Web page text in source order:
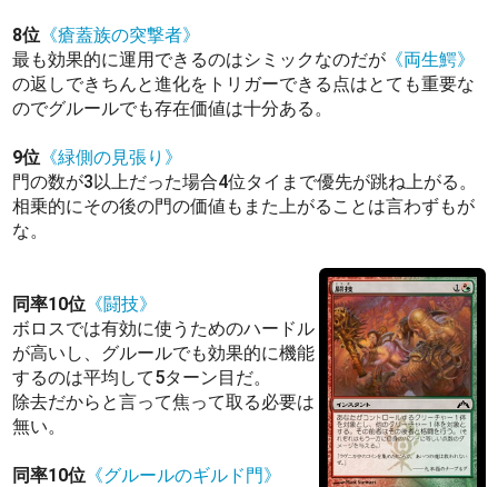
8位 《瘡蓋族の突撃者》
最も効果的に運用できるのはシミックなのだが 《両生鰐》
の返しできちんと進化をトリガーできる点はとても重要な
のでグルールでも存在価値は十分ある。
9位 《緑側の見張り》
門の数が3以上だった場合4位タイまで優先が跳ね上がる。
相乗的にその後の門の価値もまた上がることは言わずもが
な。
同率10位 《闘技》
ボロスでは有効に使うためのハードル
が高いし、グルールでも効果的に機能
するのは平均して5ターン目だ。
除去だからと言って焦って取る必要は
無い。
同率10位 《グルールのギルド門》